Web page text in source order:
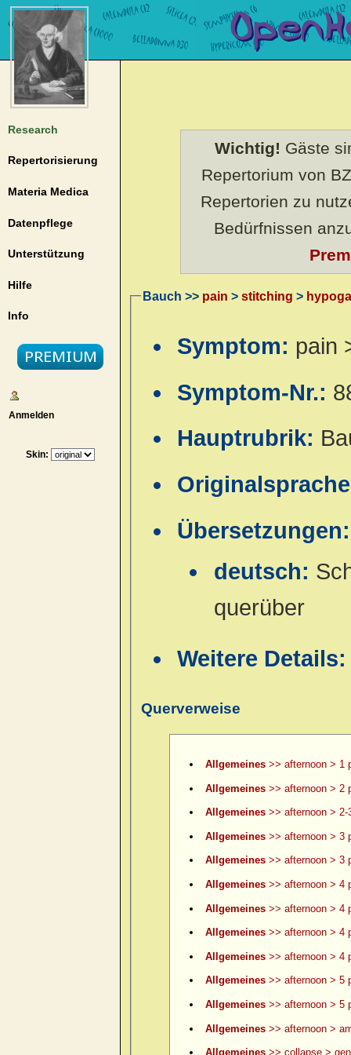
Research
Repertorisierung
Materia Medica
Datenpflege
Unterstützung
Hilfe
Info
Anmelden
Skin:
Wichtig! Gäste
Repertorium von
Repertorien zu
Bedürfnissen
Bauch >> pain > stitching >
Symptom: pain
Symptom-Nr.:
Hauptrubrik:
Übersetzungen:
deutsch:
querüber
Weitere
Querverweise
Allgemeines>> afternoon > 1
Allgemeines>> afternoon > 2
Allgemeines>> afternoon > 2-
Allgemeines>> afternoon > 3
Allgemeines>> afternoon > 3
Allgemeines>> afternoon > 4
Allgemeines>> afternoon > 4
Allgemeines>> afternoon > 4
Allgemeines>> afternoon > 4
Allgemeines>> afternoon > 5
Allgemeines>> afternoon > 5
Allgemeines>> afternoon >
Allgemeines>> collapse >